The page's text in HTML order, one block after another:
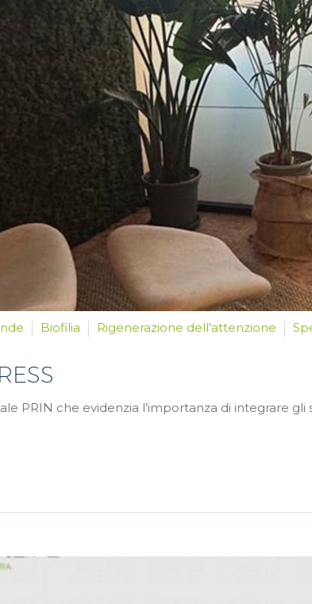
Biofilia Rigenerazione dell'attenzione
PRIN che evidenzia l’importanza di integrare